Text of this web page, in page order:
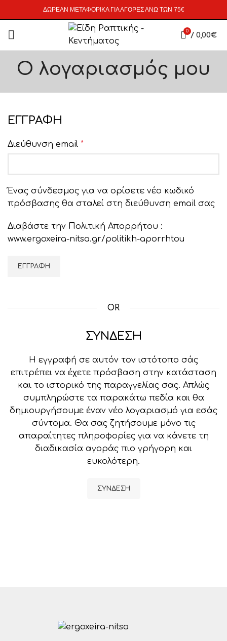
ΔΩΡΕΑΝ ΜΕΤΑΦΟΡΙΚΑ ΓΙΑ ΑΓΟΡΕΣ ΑΝΩ ΤΩΝ 75€
0 / 0,00€
Ο λογαριασμός μου
ΕΓΓΡΑΦΉ
Διεύθυνση email *
Ένας σύνδεσμος για να ορίσετε νέο κωδικό
πρόσβασης θα σταλεί στη διεύθυνση email σας
Διαβάστε την Πολιτική Απορρήτου :
www.ergoxeira-nitsa.gr/politikh-aporrhtou
ΕΓΓΡΑΦΉ
OR
ΣΎΝΔΕΣΗ
Η εγγραφή σε αυτόν τον ιστότοπο σάς
επιτρέπει να έχετε πρόσβαση στην κατάσταση
και το ιστορικό της παραγγελίας σας. Απλώς
συμπληρώστε τα παρακάτω πεδία και θα
δημιουργήσουμε έναν νέο λογαριασμό για εσάς
σύντομα. Θα σας ζητήσουμε μόνο τις
απαραίτητες πληροφορίες για να κάνετε τη
διαδικασία αγοράς πιο γρήγορη και
ευκολότερη.
ΣΎΝΔΕΣΗ